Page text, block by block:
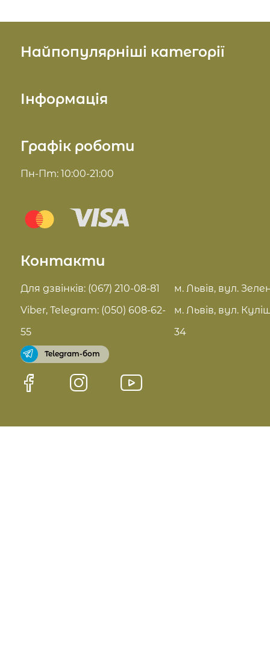
Графік роботи
Пн-Пт: 10:00-21:00
Найпопулярніші категорії
Косметика для волосся
Комплекси для обличчя
Актуальні знижки
Pro Age догляд
Інформація
Відгуки
Договір оферти
Контакти
Для дзвінків: (067) 210-08-81
Viber, Telegram: (050) 608-62-
55
Telegram-бот
м. Львів, вул.
м. Львів, вул.
34